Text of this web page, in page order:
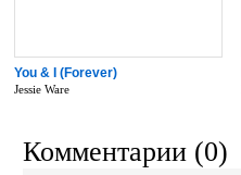
You & I (Forever)
Jessie Ware
Комментарии (0)